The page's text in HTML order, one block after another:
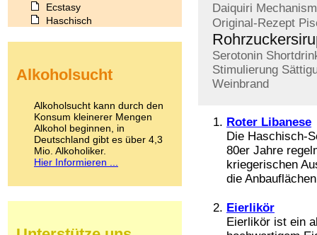
Daiquiri
Original-Rezept
Serotonin
Stimulierung
Weinbrand
Roter Libanese
Die Haschisch-
80er Jahre
kriegerischen
die
Eierlikör
Eierlikör ist ein
Ecstasy
Haschisch
Kokain
LSD
Marihuana
Medikamente
Meskalin
Metamphetamin
Methadon
Alkoholsucht
Alkoholsucht kann durch den
Konsum kleinerer Mengen
Alkohol beginnen, in
Deutschland gibt es über 4,3
Mio. Alkoholiker.
Hier Informieren ...